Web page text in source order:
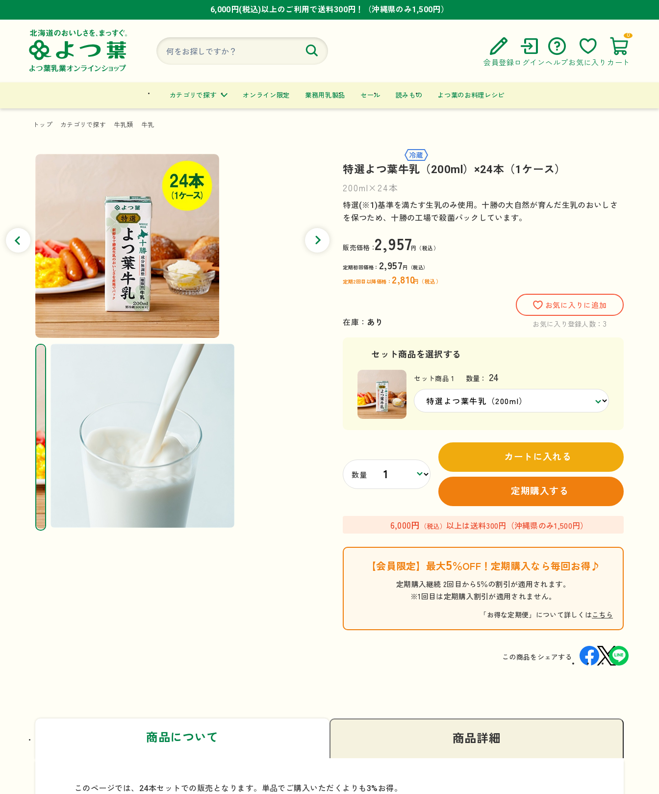
6,000円(税込)以上のご利用で送料300円！（沖縄県のみ1,500円）
6,000円(税込)以上のご利用で送料300円！（沖縄県のみ1,500円）
6,000円(税込)以上のご利用で送料300円！（沖縄県のみ1,500円）
会員登録 ログイン ヘルプ
ご利用ガイド
お問い合わせ
お気に入り カート
0
カテゴリで探す オンライン限定 業務用乳製品 セール 読みもの よつ葉のお料理レシピ
トップ カテゴリで探す 牛乳類 牛乳
特選よつ葉牛乳（200ml）×24本（1ケース）
200ml×24本
特選(※1)基準を満たす生乳のみ使用。十勝の大自然が育んだ生乳のおいしさ
を保つため、十勝の工場で殺菌パックしています。
販売価格：2,957円（税込）
定期初回価格： 2,957円（税込）
定期2回目以降価格： 2,810円（税込）
在庫： あり
お気に入りに追加
お気に入り登録人数： 3
セット商品を選択する
セット商品 1 数量： 24
数量
カートに入れる
定期購入する
6,000円 （税込） 以上は送料300円（沖縄県のみ1,500円）
【会員限定】 最大5％OFF！定期購入なら毎回お得♪
定期購入継続 2回目から5％の割引が適用されます。
※1回目は定期購入割引が適用されません。
「お得な定期便」について詳しくはこちら
この商品を シェアする
商品について 商品詳細
このページでは、24本セットでの販売となります。単品でご購入いただくよりも3%お得。